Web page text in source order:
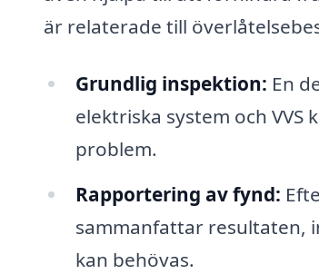
är relaterade till
Grundlig inspektion: En
elektriska system och
problem.
Rapportering av fynd:
sammanfattar resultaten,
kan behövas.